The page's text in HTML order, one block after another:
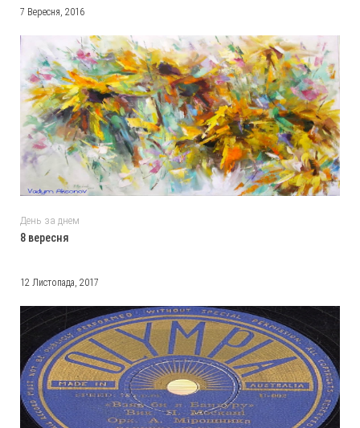
7 Вересня, 2016
День за днем
8 вересня
12 Листопада, 2017